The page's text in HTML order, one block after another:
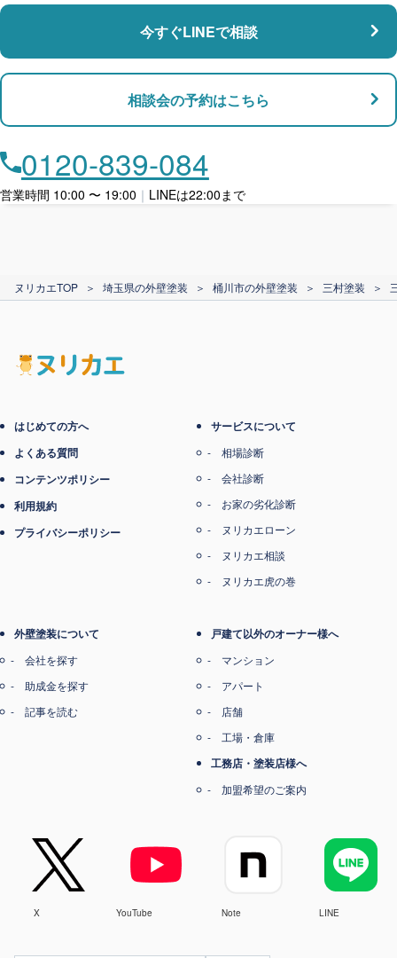
支払い対応
ローン利用
カード支払い
店舗・事務所対応
今すぐLINEで相談
相談会の予約はこちら
0120-839-084
営業時間 10:00 〜 19:00 ｜ LINEは22:00まで
ヌリカエTOP ＞ 埼玉県の外壁塗装 ＞ 桶川市の外壁塗装 ＞ 三村塗装 ＞
はじめての方へ
よくある質問
コンテンツポリシー
利用規約
プライバシーポリシー
サービスについて
相場診断
会社診断
お家の劣化診断
ヌリカエローン
ヌリカエ相談
ヌリカエ虎の巻
外壁塗装について
会社を探す
助成金を探す
記事を読む
戸建て以外のオーナー様へ
マンション
アパート
店舗
工場・倉庫
工務店・塗装店様へ
加盟希望のご案内
X YouTube Note LINE